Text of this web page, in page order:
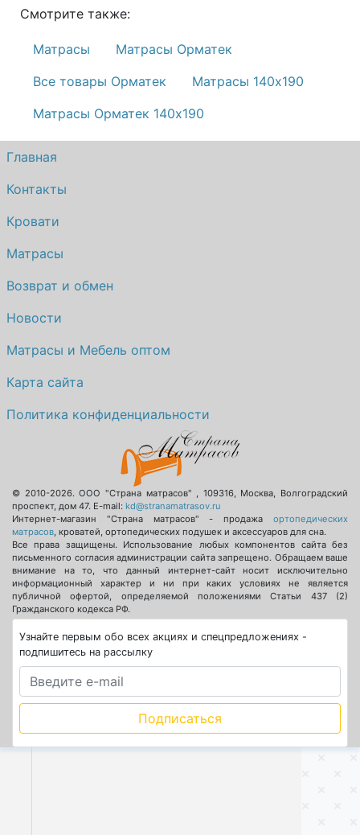
Смотрите также:
Матрасы
Матрасы Орматек
Все товары Орматек
Матрасы 140х190
Матрасы Орматек 140х190
Главная
Контакты
Кровати
Матрасы
Возврат и обмен
Новости
Матрасы и Мебель оптом
Карта сайта
Политика конфиденциальности
© 2010-2026.ООО "Страна матрасов" 109316, Москва
Волгоградский
проспект, дом 47. E-mail: kd@stranamatrasov.ru
Интернет-магазин "Страна матрасов" - продажа ортопедических
матрасов , кроватей, ортопедических подушек и аксессуаров для сна.
Все права защищены. Использование любых компонентов сайта без
письменного согласия администрации сайта запрещено. Обращаем ваше
внимание на то, что данный интернет-сайт носит исключительно
информационный характер и ни при каких условиях не является
публичной офертой, определяемой положениями Статьи 437 (2)
Гражданского кодекса РФ.
Узнайте первым обо всех акциях и спецпредложениях -
подпишитесь на рассылку